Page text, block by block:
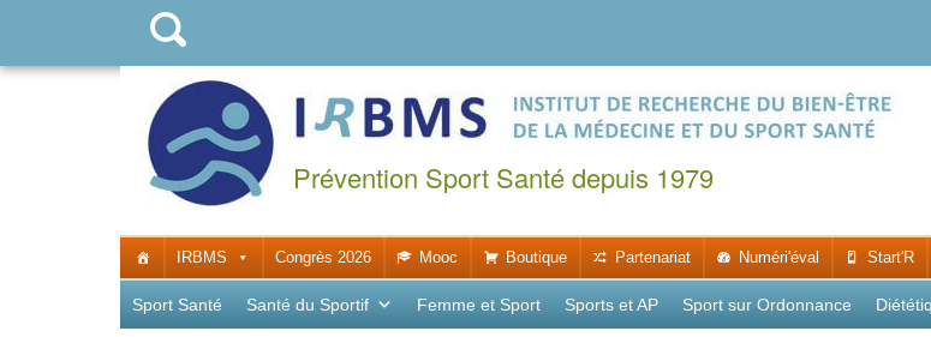
Prévention Sport Santé depuis 1979
IRBMS Congrès 2026 Mooc Boutique Partenariat Numéri'éval Start'R
Sport Santé Santé du Sportif Femme et Sport Sports et AP Sport sur Ordonnance